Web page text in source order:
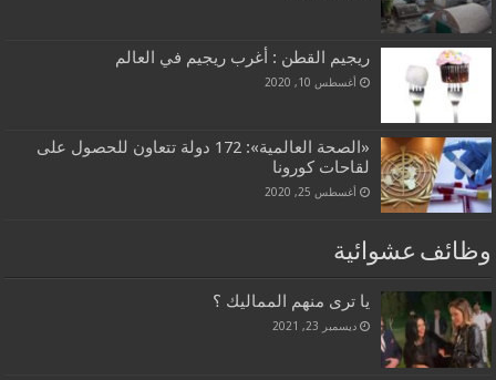
ريجيم القطن : أغرب ريجيم في العالم
أغسطس 10, 2020
«الصحة العالمية»: 172 دولة تتعاون للحصول على
لقاحات كورونا
أغسطس 25, 2020
وظائف عشوائية
يا ترى منهم المماليك ؟
ديسمبر 23, 2021